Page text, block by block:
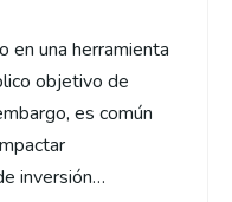
en una herramienta
objetivo de
es común
inversión…